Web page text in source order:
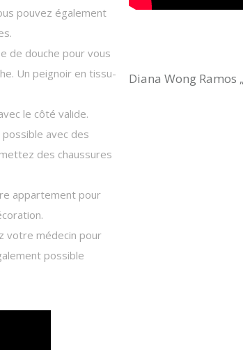
pouvez également
de douche pour vous
Un peignoir en tissu-
le côté valide.
avec des
des chaussures
appartement pour
votre médecin pour
possible
Diana Wong Ramos